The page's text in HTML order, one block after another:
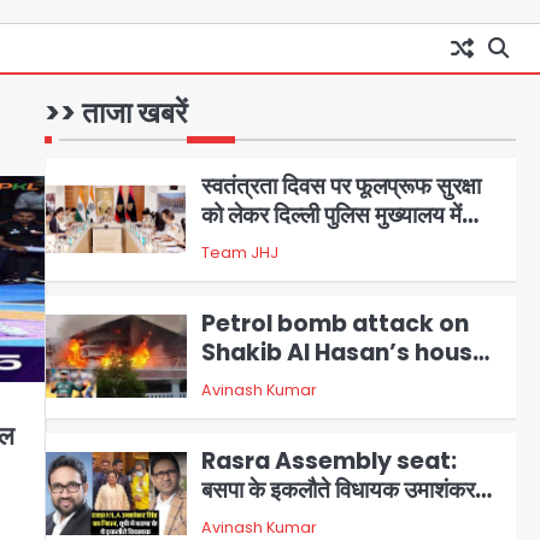
>> ताजा खबरें
1
आॅपरेशन विस्टा 1.0: वीजा शर्तों का
उल्लंघन करने वाले 11 बांग्लादेशी
चढ़े
2
स्वतंत्रता दिवस पर फूलप्रूफ सुरक्षा
को लेकर दिल्ली पुलिस मुख्यालय में
मंथन
Team JHJ
3
Petrol bomb attack on
Shakib Al Hasan’s house:
शेख हसीना की वर्चुअल प्रेस कॉन्फ्रेंस
में जुड़ने पर भड़का गुस्सा, शाकिब अल
से हमला
Avinash Kumar
Rasra Assembly seat:
बसपा के इकलौते विधायक उमाशंकर
सिंह का निधन, दो साल से कैंसर से जूझ
Avinash Kumar